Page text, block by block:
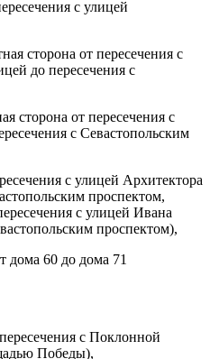
с улицей
сторона от пересечения с
до пересечения с
сторона от пересечения с
с Севастопольским
с улицей Архитектора
проспектом,
с улицей Ивана
проспектом),
дома 60 до дома 71
с Поклонной
Победы),